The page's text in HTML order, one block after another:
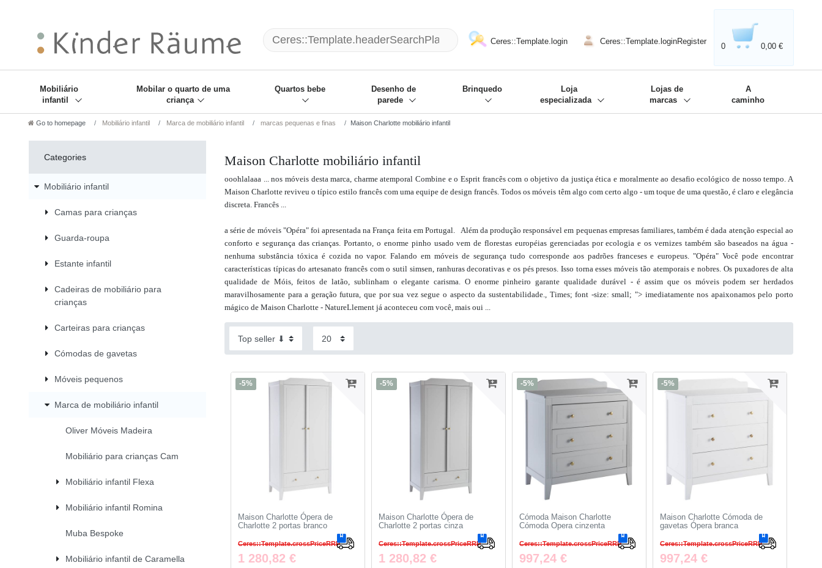
Ceres::Template.login Ceres::Template.loginRegister
0 0,00 €
Mobiliário
infantil
Mobilar o quarto de uma
criança
Quartos bebe
Desenho de
parede
Brinquedo
Loja
especializada
Lojas de
marcas
A
caminho
Go to homepage Mobiliário infantil Marca de mobiliário infantil marcas pequenas e finas Maison Charlotte mobiliário infantil
Categories
Mobiliário infantil
Camas para crianças
Guarda-roupa
Estante infantil
Cadeiras de mobiliário para
crianças
Carteiras para crianças
Cómodas de gavetas
Móveis pequenos
Marca de mobiliário infantil
Oliver Móveis Madeira
Mobiliário para crianças Cam
Mobiliário infantil Flexa
Mobiliário infantil Romina
Muba Bespoke
Mobiliário infantil de Caramella
Maison Charlotte mobiliário infantil
ooohlalaaa ... nos móveis desta marca, charme atemporal Combine e o Esprit francês com o objetivo da justiça ética e moralmente ao desafio ecológico de nosso tempo. A
Maison Charlotte reviveu o típico estilo francês com uma equipe de design francês. Todos os móveis têm algo com certo algo - um toque de uma questão, é claro e elegância
discreta. Francês ...
a série de móveis "Opéra" foi apresentada na França feita em Portugal. Além da produção responsável em pequenas empresas familiares, também é dada atenção especial ao
conforto e segurança das crianças. Portanto, o enorme pinho usado vem de florestas européias gerenciadas por ecologia e os vernizes também são baseados na água -
nenhuma substância tóxica é cozida no vapor. Falando em móveis de segurança tudo corresponde aos padrões franceses e europeus. "Opéra" Você pode encontrar
características típicas do artesanato francês com o sutil simsen, ranhuras decorativas e os pés presos. Isso torna esses móveis tão atemporais e nobres. Os puxadores de alta
qualidade de Móis, feitos de latão, sublinham o elegante carisma. O enorme pinheiro garante qualidade durável - é assim que os móveis podem ser herdados
maravilhosamente para a geração futura, que por sua vez segue o aspecto da sustentabilidade., Times; font -size: small; "> imediatamente nos apaixonamos pelo porto
mágico de Maison Charlotte - NatureLlement já aconteceu com você, mais oui ...
-5%
Maison Charlotte Ópera de
Charlotte 2 portas branco
Ceres::Template.crossPriceRRP
1 280,82 €
-5%
Maison Charlotte Ópera de
Charlotte 2 portas cinza
Ceres::Template.crossPriceRRP
1 280,82 €
-5%
Cómoda Maison Charlotte
Cómoda Opera cinzenta
Ceres::Template.crossPriceRRP
997,24 €
-5%
Maison Charlotte Cómoda de
gavetas Ópera branca
Ceres::Template.crossPriceRRP
997,24 €